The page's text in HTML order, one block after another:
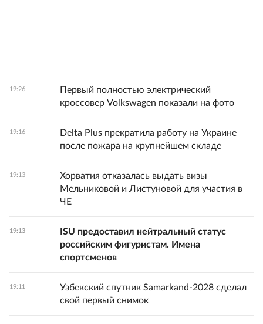
19:26
Первый полностью электрический
кроссовер Volkswagen показали на фото
19:16
Delta Plus прекратила работу на Украине
после пожара на крупнейшем складе
19:13
Хорватия отказалась выдать визы
Мельниковой и Листуновой для участия в
ЧЕ
19:13
ISU предоставил нейтральный статус
российским фигуристам. Имена
спортсменов
19:11
Узбекский спутник Samarkand-2028 сделал
свой первый снимок